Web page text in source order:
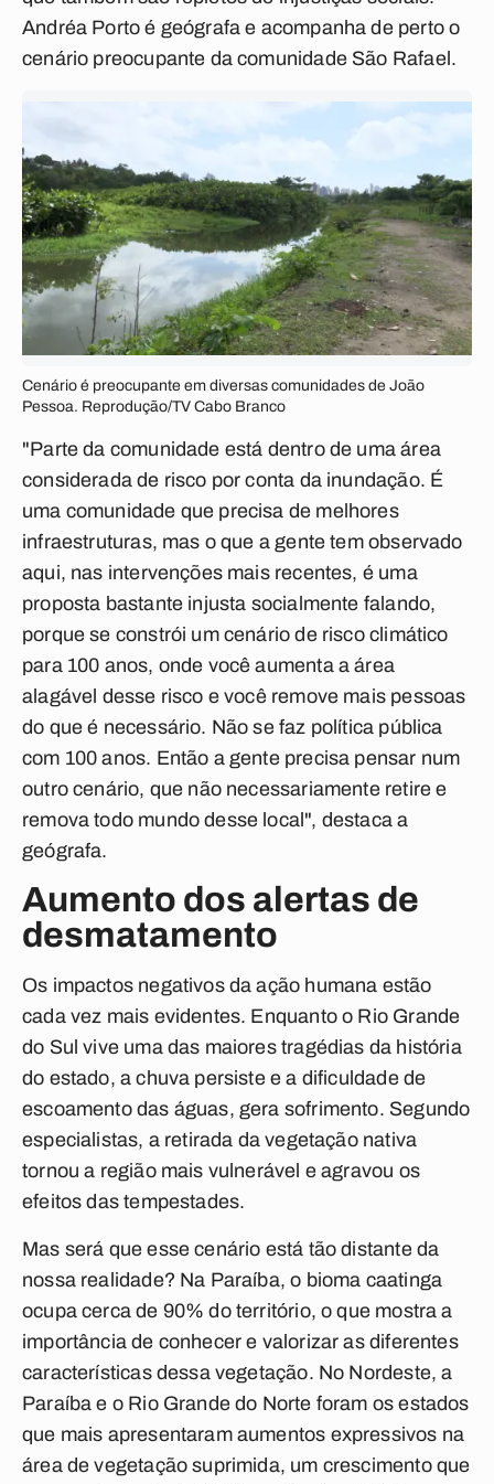
Andréa Porto é geógrafa e acompanha de perto o
cenário preocupante da comunidade São Rafael.
Cenário é preocupante em diversas comunidades de João
Pessoa. Reprodução/TV Cabo Branco
"Parte da comunidade está dentro de uma área
considerada de risco por conta da inundação. É
uma comunidade que precisa de melhores
infraestruturas, mas o que a gente tem observado
aqui, nas intervenções mais recentes, é uma
proposta bastante injusta socialmente falando,
porque se constrói um cenário de risco climático
para 100 anos, onde você aumenta a área
alagável desse risco e você remove mais pessoas
do que é necessário. Não se faz política pública
com 100 anos. Então a gente precisa pensar num
outro cenário, que não necessariamente retire e
remova todo mundo desse local", destaca a
geógrafa.
Aumento dos alertas de
desmatamento
Os impactos negativos da ação humana estão
cada vez mais evidentes. Enquanto o Rio Grande
do Sul vive uma das maiores tragédias da história
do estado, a chuva persiste e a dificuldade de
escoamento das águas, gera sofrimento. Segundo
especialistas, a retirada da vegetação nativa
tornou a região mais vulnerável e agravou os
efeitos das tempestades.
Mas será que esse cenário está tão distante da
nossa realidade? Na Paraíba, o bioma caatinga
ocupa cerca de 90% do território, o que mostra a
importância de conhecer e valorizar as diferentes
características dessa vegetação. No Nordeste, a
Paraíba e o Rio Grande do Norte foram os estados
que mais apresentaram aumentos expressivos na
área de vegetação suprimida, um crescimento que